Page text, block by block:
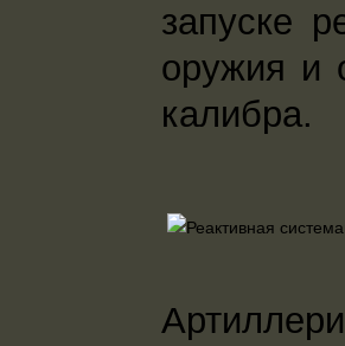
запуске
оружия и
калибра.